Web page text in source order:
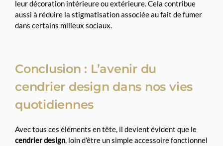
leur décoration intérieure ou extérieure. Cela contribue
aussi à réduire la stigmatisation associée au fait de fumer
dans certains milieux sociaux.
Conclusion : L’avenir du
cendrier design dans nos vies
quotidiennes
Avec tous ces éléments en tête, il devient évident que le
cendrier design, loin d’être un simple accessoire fonctionnel